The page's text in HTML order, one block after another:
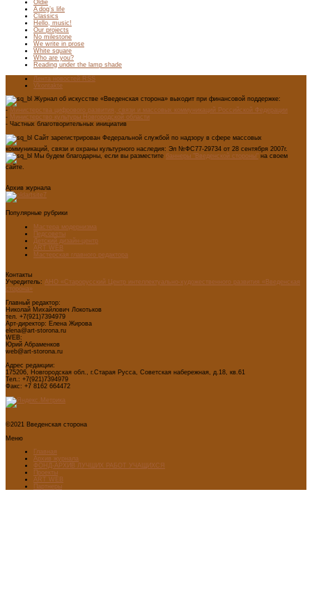
Oldie
A dog’s life
Classics
Hello, music!
Our projects
No milestone
We write in prose
White square
Who are you?
Reading under the lamp shade
Лента новостей RSS
Vkontakte
Журнал об искусстве «Введенская сторона» выходит при финансовой поддержке:
- Министерства цифрового развития, связи и массовых коммуникаций Российской Федерации
- Министерство культуры Новгородской области
- Частных благотворительных инициатив
Сайт зарегистрирован Федеральной службой по надзору в сфере массовых
коммуникаций, связи и охраны культурного наследия: Эл №ФС77-29734 от 28 сентября 2007г.
Мы будем благодарны, если вы разместите баннеры "Введенской стороны" на своем
сайте.
Архив журнала
Популярные рубрики
Мастера модернизма
Педсоветы
Детский дизайн-центр
ART WEB
Мастерская главного редактора
Контакты
Учредитель: АНО «Старорусский Центр интеллектуально-художественного развития «Введенская
сторона»
Главный редактор:
Николай Михайлович Локотьков
тел. +7(921)7394979
Арт-директор: Елена Жирова
elena@art-storona.ru
WEB:
Юрий Абраменков
web@art-storona.ru
Адрес редакции:
175206, Новгородская обл., г.Старая Русса, Советская набережная, д.18, кв.61
Тел.: +7(921)7394979
Факс: +7 8162 664472
©2021 Введенская сторона
Меню
Главная
Архив журнала
ФОНД-АРХИВ ЛУЧШИХ РАБОТ УЧАЩИХСЯ
Проекты
ART WEB
Партнеры